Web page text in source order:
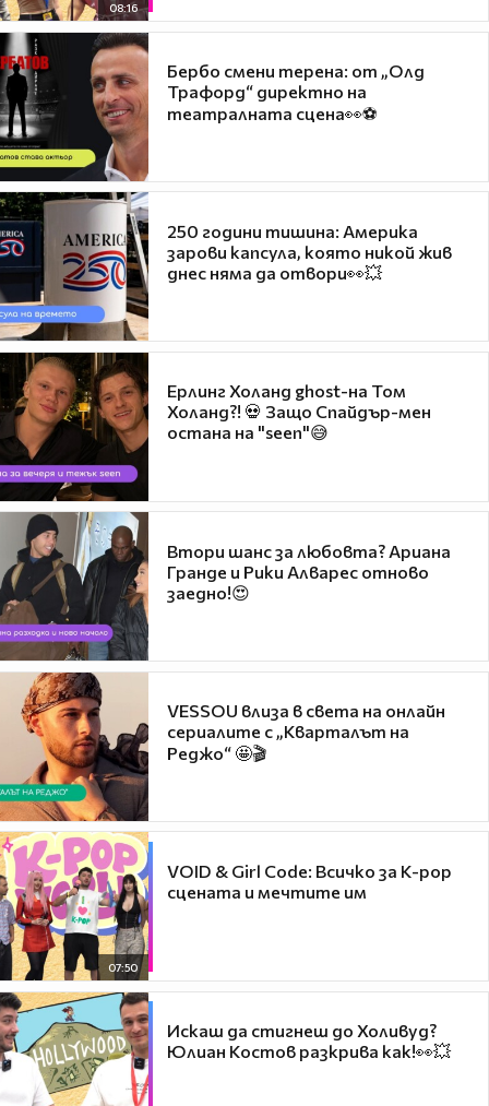
08:16
Бербо смени терена: от „Олд
Трафорд“ директно на
театралната сцена👀⚽
250 години тишина: Америка
зарови капсула, която никой жив
днес няма да отвори👀💥
Ерлинг Холанд ghost-на Том
Холанд?! 💀 Защо Спайдър-мен
остана на "seen"😅
Втори шанс за любовта? Ариана
Гранде и Рики Алварес отново
заедно!😍
VESSOU влиза в света на онлайн
сериалите с „Кварталът на
Реджо“ 🤩🎬
07:50
VOID & Girl Code: Всичко за K-pop
сцената и мечтите им
Искаш да стигнеш до Холивуд?
Юлиан Костов разкрива как!👀💥